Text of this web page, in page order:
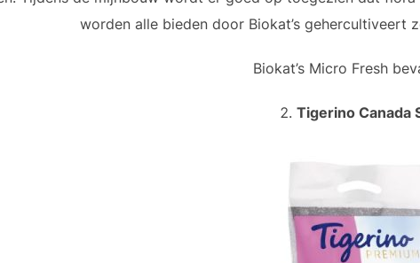
worden alle bieden door Biokat’s gehercultiveert
Biokat’s Micro Fresh
Tigerino Canada